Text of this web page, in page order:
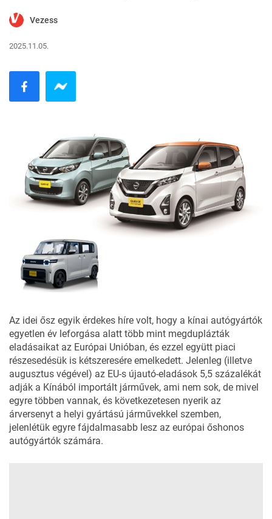
Vezess
2025.11.05.
Az idei ősz egyik érdekes híre volt, hogy a kínai autógyártók
egyetlen év leforgása alatt több mint megduplázták
eladásaikat az Európai Unióban, és ezzel együtt piaci
részesedésük is kétszeresére emelkedett. Jelenleg (illetve
augusztus végével) az EU-s újautó-eladások 5,5 százalékát
adják a Kínából importált járművek, ami nem sok, de mivel
egyre többen vannak, és következetesen nyerik az
árversenyt a helyi gyártású járművekkel szemben,
jelenlétük egyre fájdalmasabb lesz az európai őshonos
autógyártók számára.